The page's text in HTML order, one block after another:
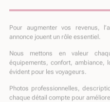
Pour augmenter vos revenus,
annonce jouent un rôle essentiel.
Nous mettons en valeur
équipements, confort, ambiance,
évident pour les voyageurs.
Photos professionnelles,
chaque détail compte pour